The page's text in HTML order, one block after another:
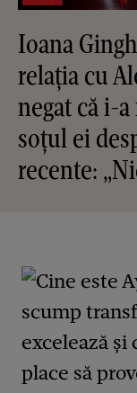
Ioana
relația cu
negat că i-
soțul ei
recente: